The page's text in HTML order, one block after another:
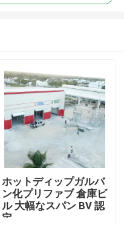
ホットディップガルバ
ン化プリファブ 倉庫ビ
ル 大幅なスパン BV 認
定